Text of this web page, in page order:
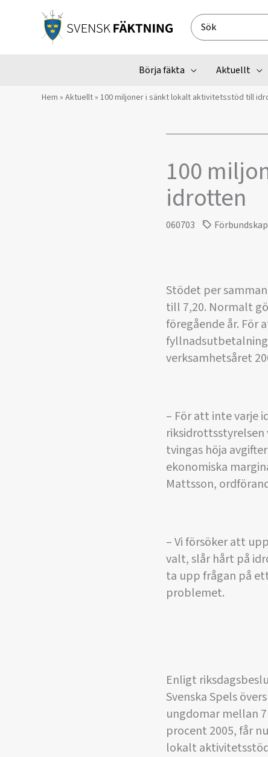
Search
for:
Börja fäkta Aktuellt
Hem » Aktuellt» 100 miljoner i sänkt lokalt aktivitetsstöd till
100
idrotten
060703
Stödet per
till 7,20. Normalt
föregående år. För
verksamhetsåret
– För att inte varje
tvingas höja
ekonomiska
Mattsson,
– Vi försöker att
valt, slår hårt på
ta upp frågan på
problemet.
Enligt
Svenska Spels
ungdomar mellan
procent 2005, får
lokalt